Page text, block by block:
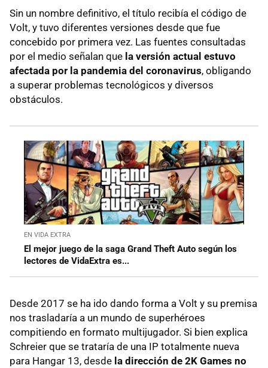
Sin un nombre definitivo, el título recibía el código de
Volt, y tuvo diferentes versiones desde que fue
concebido por primera vez. Las fuentes consultadas
por el medio señalan que la versión actual estuvo
afectada por la pandemia del coronavirus, obligando
a superar problemas tecnológicos y diversos
obstáculos.
EN VIDA EXTRA
El mejor juego de la saga Grand Theft Auto según los
lectores de VidaExtra es...
Desde 2017 se ha ido dando forma a Volt y su premisa
nos trasladaría a un mundo de superhéroes
compitiendo en formato multijugador. Si bien explica
Schreier que se trataría de una IP totalmente nueva
para Hangar 13, desde la dirección de 2K Games no